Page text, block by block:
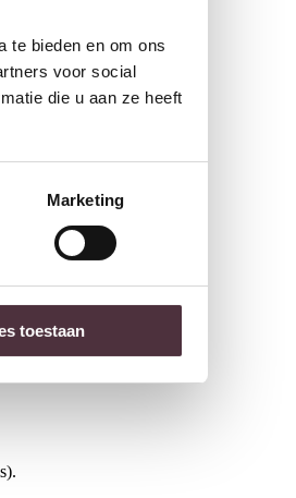
te bieden en om ons
voor social
die u aan ze heeft
Marketing
toestaan
Livingfurn tv meubel Lausanne
170cm